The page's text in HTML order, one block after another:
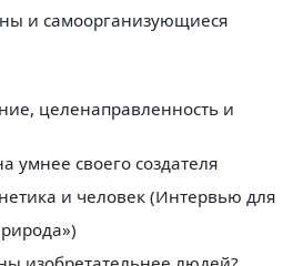
и самоорганизующиеся
целенаправленность и
своего создателя
и человек (Интервью для